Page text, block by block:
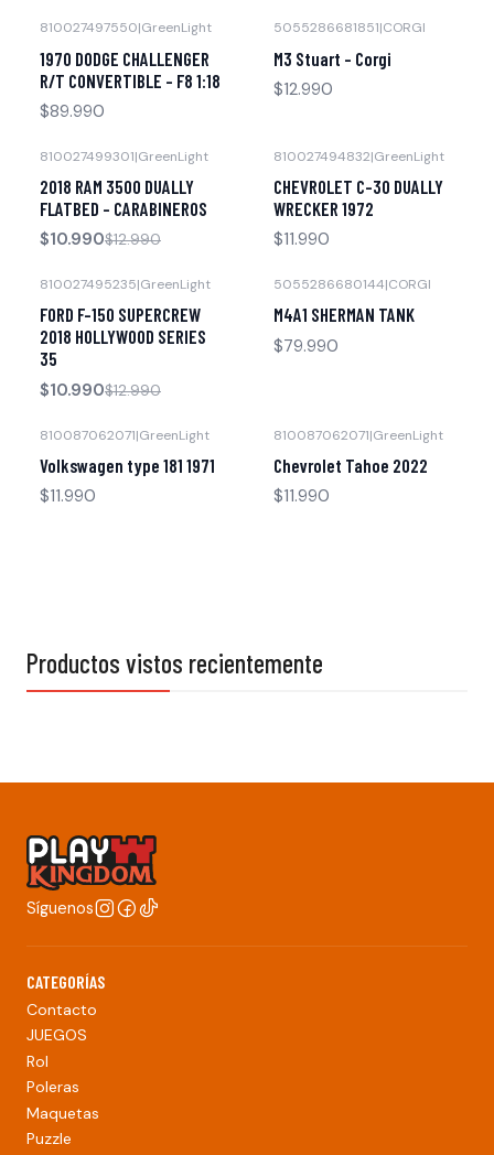
810027497550|GreenLight
1970 DODGE CHALLENGER
R/T CONVERTIBLE - F8 1:18
$89.990
5055286681851|CORGI
M3 Stuart - Corgi
$12.990
810027499301|GreenLight
2018 RAM 3500 DUALLY
FLATBED - CARABINEROS
$10.990$12.990
810027494832|GreenLight
CHEVROLET C-30 DUALLY
WRECKER 1972
$11.990
Agotado
810027495235|GreenLight
FORD F-150 SUPERCREW
2018 HOLLYWOOD SERIES
35
$10.990$12.990
5055286680144|CORGI
M4A1 SHERMAN TANK
$79.990
810087062071|GreenLight
Volkswagen type 181 1971
$11.990
810087062071|GreenLight
Chevrolet Tahoe 2022
$11.990
Productos vistos recientemente
Síguenos
CATEGORÍAS
Contacto
JUEGOS
Rol
Poleras
Maquetas
Puzzle